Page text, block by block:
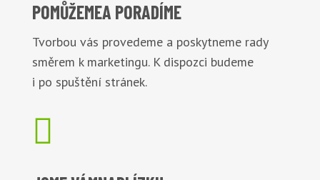
POMŮŽEMEA PORADÍME
Tvorbou vás provedeme a poskytneme rady
směrem k marketingu. K dispozci budeme
i po spuštění stránek.
